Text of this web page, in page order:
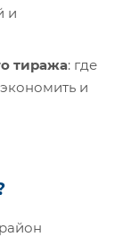
и
тиража: где
и